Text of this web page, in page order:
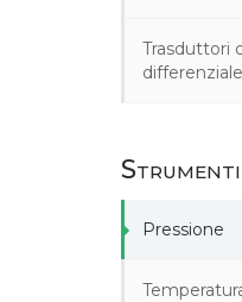
Trasduttori
differenziale
Pressione